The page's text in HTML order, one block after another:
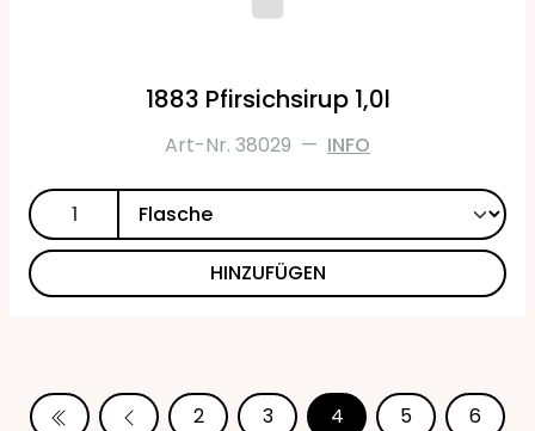
1883 Pfirsichsirup 1,0l
Art-Nr. 38029 — INFO
HINZUFÜGEN
2 3 4 5 6